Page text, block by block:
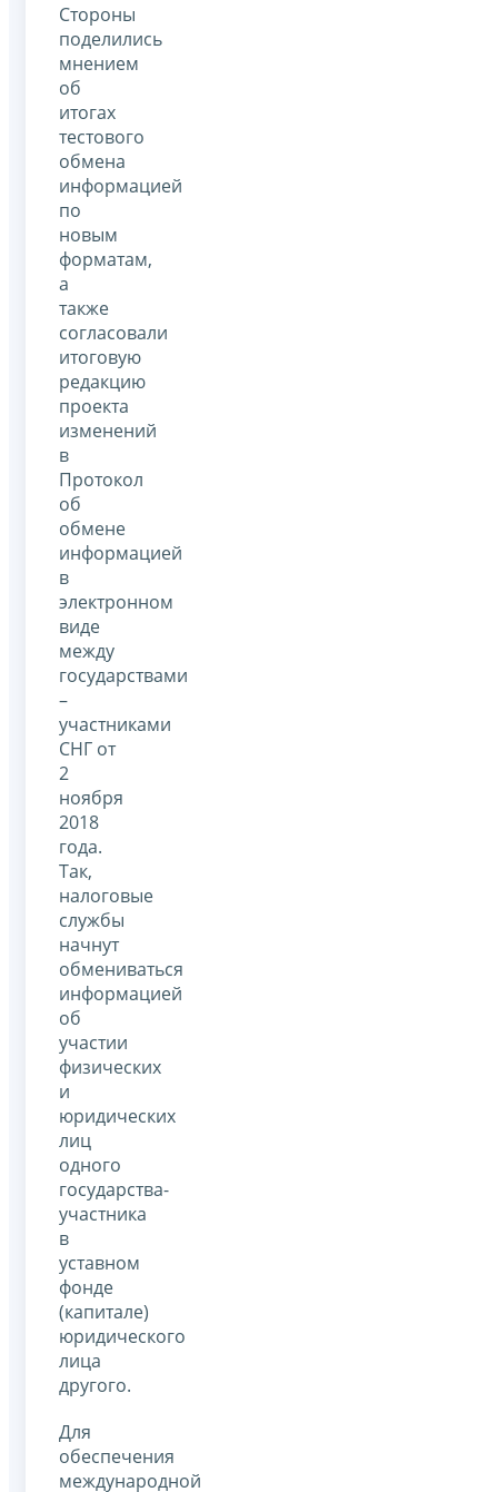
Стороны
поделились
мнением
об
итогах
тестового
обмена
информацией
по
новым
форматам,
а
также
согласовали
итоговую
редакцию
проекта
изменений
в
Протокол
об
обмене
информацией
в
электронном
виде
между
государствами
–
участниками
СНГ от
2
ноября
2018
года.
Так,
налоговые
службы
начнут
обмениваться
информацией
об
участии
физических
и
юридических
лиц
одного
государства-
участника
в
уставном
фонде
(капитале)
юридического
лица
другого.
Для
обеспечения
международной